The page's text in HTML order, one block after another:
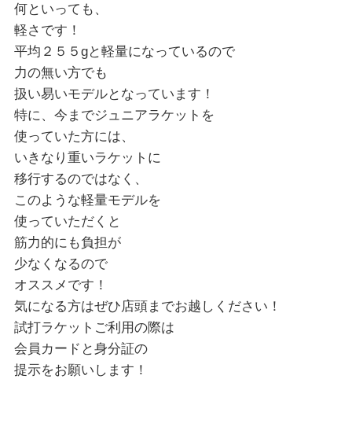
何といっても、
軽さです！
平均２５５gと軽量になっているので
力の無い方でも
扱い易いモデルとなっています！
特に、今までジュニアラケットを
使っていた方には、
いきなり重いラケットに
移行するのではなく、
このような軽量モデルを
使っていただくと
筋力的にも負担が
少なくなるので
オススメです！
気になる方はぜひ店頭までお越しください！
試打ラケットご利用の際は
会員カードと身分証の
提示をお願いします！